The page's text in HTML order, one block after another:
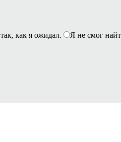
как я ожидал. Я не смог